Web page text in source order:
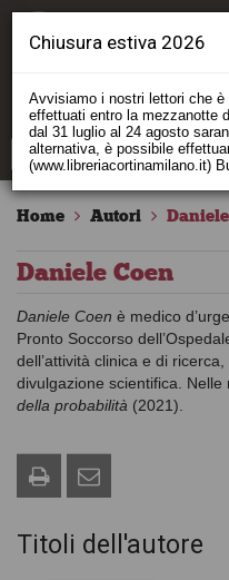
Home Autori
Daniele Coen
Daniele Coen è medico
Pronto Soccorso
dell’attività clinica e di
divulgazione scientifica.
della probabilità (2021).
Titoli dell'autore
Chiusura estiva 2026
Avvisiamo i nostri lettori che è
effettuati entro la mezzanotte
dal 31 luglio al 24 agosto
alternativa, è possibile
(www.libreriacortinamilano.it)